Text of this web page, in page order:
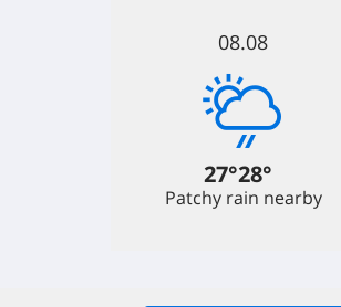
08.08
28°
27°
Patchy rain nearby